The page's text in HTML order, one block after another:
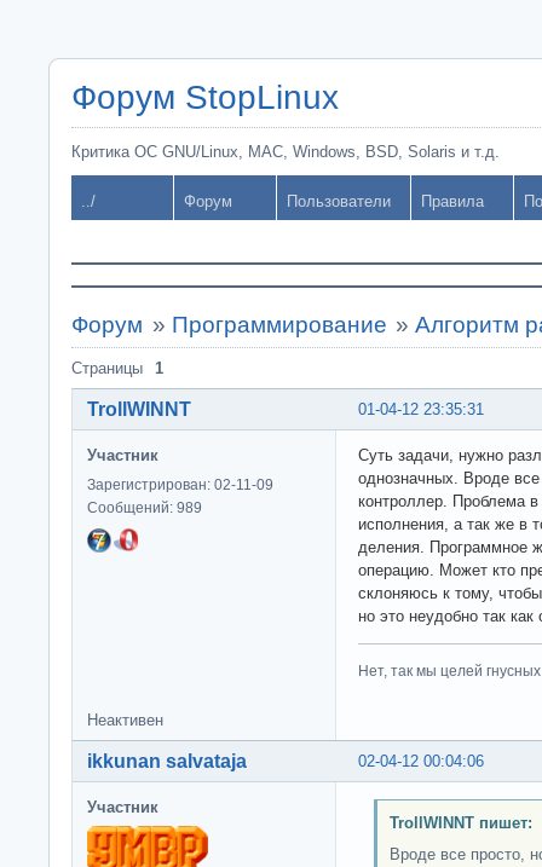
Форум StopLinux
Критика ОС GNU/Linux, MAC, Windows, BSD, Solaris и т.д.
../ Форум Пользователи Правила
Форум » Программирование »Алгоритм
Страницы 1
01-04-12 23:35:31
TrollWINNT
Участник
Зарегистрирован: 02-11-09
Сообщений: 989
Суть задачи, нужно
однозначных. Вроде
контроллер. Проблема
исполнения, а так же в
деления. Программное
операцию. Может кто
склоняюсь к тому,
но это неудобно так
Нет, так мы целей
Неактивен
02-04-12 00:04:06
ikkunan salvataja
Участник
TrollWINNT пишет:
Вроде все просто,